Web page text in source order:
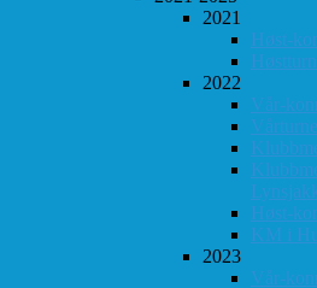
2021
Høst-
2022
Vår-
Lynsjakk
Høst-
KM i
2023
Vår-